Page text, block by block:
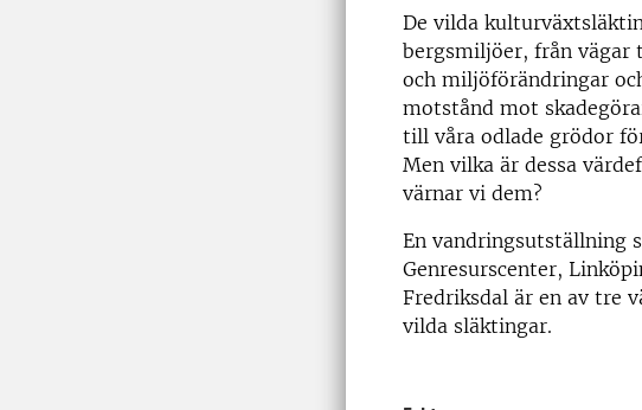
De vilda
bergsmiljöer, från vägar
och miljöförändringar
motstånd mot
till våra odlade grödor
Men vilka är dessa
värnar vi dem?
En vandringsutställning
Genresurscenter,
Fredriksdal är en av tre
vilda släktingar.